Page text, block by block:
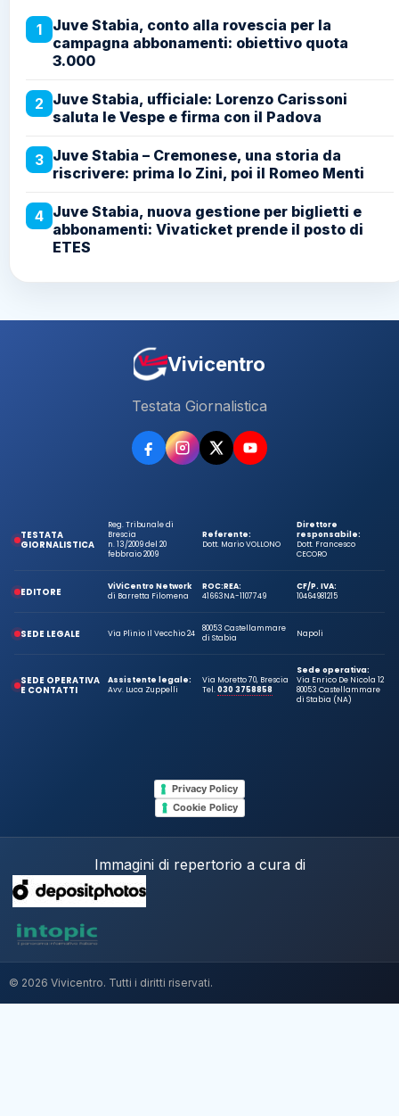
1
Juve Stabia, conto alla rovescia per la
campagna abbonamenti: obiettivo quota
3.000
2 Juve Stabia, ufficiale: Lorenzo Carissoni
saluta le Vespe e firma con il Padova
3 Juve Stabia – Cremonese, una storia da
riscrivere: prima lo Zini, poi il Romeo Menti
4 Juve Stabia, nuova gestione per biglietti e
abbonamenti: Vivaticket prende il posto di
ETES
Vivicentro
Testata Giornalistica
TESTATA
GIORNALISTICA
Reg. Tribunale di
Brescia
n. 13/2009 del 20
febbraio 2009
Referente:
Dott. Mario VOLLONO
Direttore
responsabile:
Dott. Francesco
CECORO
EDITORE
ViViCentro Network
di Barretta Filomena
ROC:
41663
REA:
NA-1107749
CF/P. IVA:
10464981215
SEDE LEGALE Via Plinio Il Vecchio 24
80053 Castellammare
di Stabia
Napoli
SEDE OPERATIVA
E CONTATTI
Assistente legale:
Avv. Luca Zuppelli
Via Moretto 70, Brescia
Tel.030 3758858
Sede operativa:
Via Enrico De Nicola 12
80053 Castellammare
di Stabia (NA)
Privacy Policy
Cookie Policy
Immagini di repertorio a cura di
© 2026 Vivicentro. Tutti i diritti riservati.